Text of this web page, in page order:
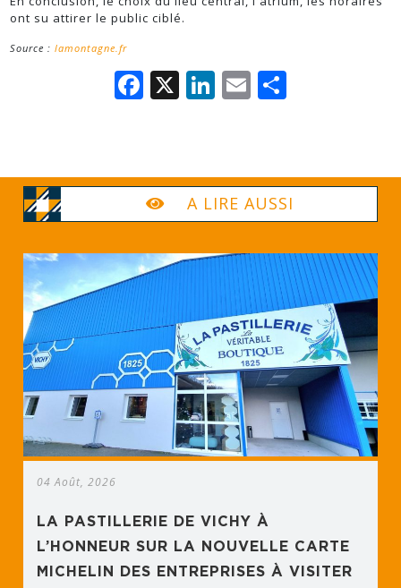
ont su attirer le public ciblé.
Source :lamontagne.fr
Facebook
X LinkedIn
Email
A LIRE AUSSI
04 Août, 2026
LA PASTILLERIE DE VICHY À
L’HONNEUR SUR LA NOUVELLE CARTE
MICHELIN DES ENTREPRISES À VISITER